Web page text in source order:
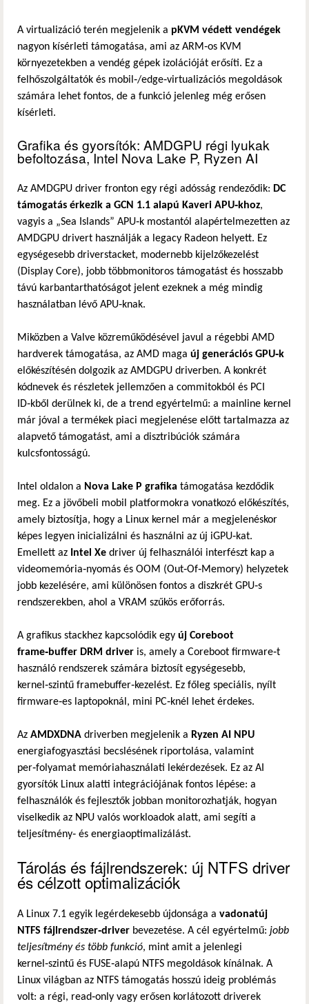
A virtualizáció terén megjelenik a pKVM védett vendégek
nagyon kísérleti támogatása, ami az ARM‑os KVM
környezetekben a vendég gépek izolációját erősíti. Ez a
felhőszolgáltatók és mobil‑/edge‑virtualizációs megoldások
számára lehet fontos, de a funkció jelenleg még erősen
kísérleti.
Grafika és gyorsítók: AMDGPU régi lyukak
befoltozása, Intel Nova Lake P, Ryzen AI
Az AMDGPU driver fronton egy régi adósság rendeződik: DC
támogatás érkezik a GCN 1.1 alapú Kaveri APU‑khoz,
vagyis a „Sea Islands” APU‑k mostantól alapértelmezetten az
AMDGPU drivert használják a legacy Radeon helyett. Ez
egységesebb driverstacket, modernebb kijelzőkezelést
(Display Core), jobb többmonitoros támogatást és hosszabb
távú karbantarthatóságot jelent ezeknek a még mindig
használatban lévő APU‑knak.
Miközben a Valve közreműködésével javul a régebbi AMD
hardverek támogatása, az AMD maga új generációs GPU‑k
előkészítésén dolgozik az AMDGPU driverben. A konkrét
kódnevek és részletek jellemzően a commitokból és PCI
ID‑kből derülnek ki, de a trend egyértelmű: a mainline kernel
már jóval a termékek piaci megjelenése előtt tartalmazza az
alapvető támogatást, ami a disztribúciók számára
kulcsfontosságú.
Intel oldalon a Nova Lake P grafika támogatása kezdődik
meg. Ez a jövőbeli mobil platformokra vonatkozó előkészítés,
amely biztosítja, hogy a Linux kernel már a megjelenéskor
képes legyen inicializálni és használni az új iGPU‑kat.
Emellett az Intel Xe driver új felhasználói interfészt kap a
videomemória‑nyomás és OOM (Out‑Of‑Memory) helyzetek
jobb kezelésére, ami különösen fontos a diszkrét GPU‑s
rendszerekben, ahol a VRAM szűkös erőforrás.
A grafikus stackhez kapcsolódik egy új Coreboot
frame‑buffer DRM driver is, amely a Coreboot firmware‑t
használó rendszerek számára biztosít egységesebb,
kernel‑szintű framebuffer‑kezelést. Ez főleg speciális, nyílt
firmware‑es laptopoknál, mini PC‑knél lehet érdekes.
Az AMDXDNA driverben megjelenik a Ryzen AI NPU
energiafogyasztási becslésének riportolása, valamint
per‑folyamat memóriahasználati lekérdezések. Ez az AI
gyorsítók Linux alatti integrációjának fontos lépése: a
felhasználók és fejlesztők jobban monitorozhatják, hogyan
viselkedik az NPU valós workloadok alatt, ami segíti a
teljesítmény‑ és energiaoptimalizálást.
Tárolás és fájlrendszerek: új NTFS driver
és célzott optimalizációk
A Linux 7.1 egyik legérdekesebb újdonsága a vadonatúj
NTFS fájlrendszer‑driver bevezetése. A cél egyértelmű: jobb
teljesítmény és több funkció, mint amit a jelenlegi
kernel‑szintű és FUSE‑alapú NTFS megoldások kínálnak. A
Linux világban az NTFS támogatás hosszú ideig problémás
volt: a régi, read‑only vagy erősen korlátozott driverek